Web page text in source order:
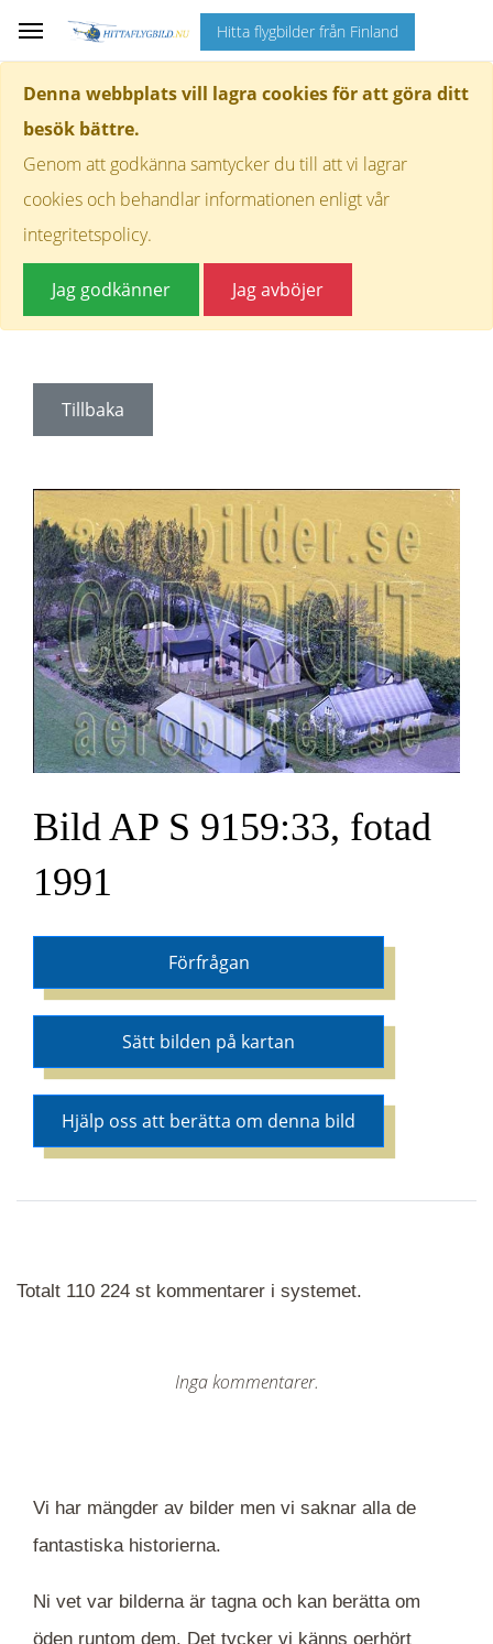
Denna webbplats vill lagra cookies för att göra ditt
besök bättre.
Genom att godkänna samtycker du till att vi lagrar
cookies och behandlar informationen enligt vår
integritetspolicy.
Jag godkänner Jag avböjer
Hitta flygbilder från Finland
Tillbaka
Bild AP S 9159:33, fotad
1991
Förfrågan
Sätt bilden på kartan
Hjälp oss att berätta om denna bild
Totalt 110 224 st kommentarer i systemet.
Inga kommentarer.
Vi har mängder av bilder men vi saknar alla de
fantastiska historierna.
Ni vet var bilderna är tagna och kan berätta om
öden runtom dem. Det tycker vi känns oerhört